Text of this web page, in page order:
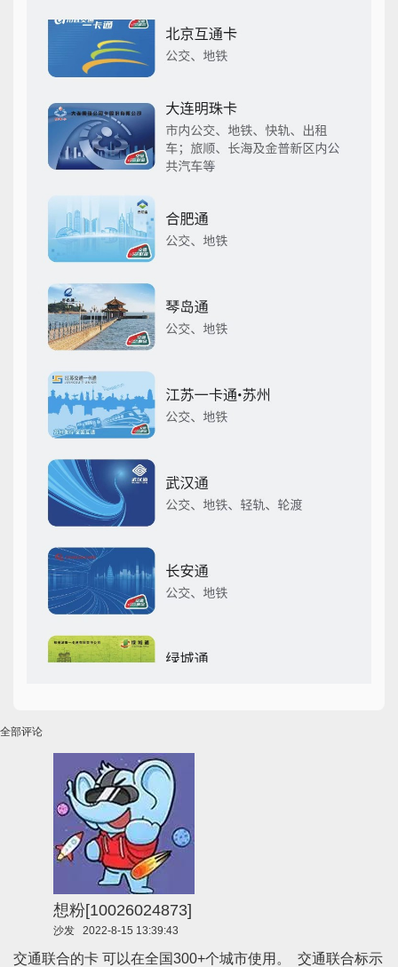
全部评论
想粉[10026024873]
沙发 2022-8-15 13:39:43
交通联合的卡 可以在全国300+个城市使用。 交通联合标示